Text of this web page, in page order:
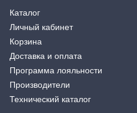
Каталог
Личный кабинет
Корзина
Доставка и оплата
Программа лояльности
Производители
Технический каталог